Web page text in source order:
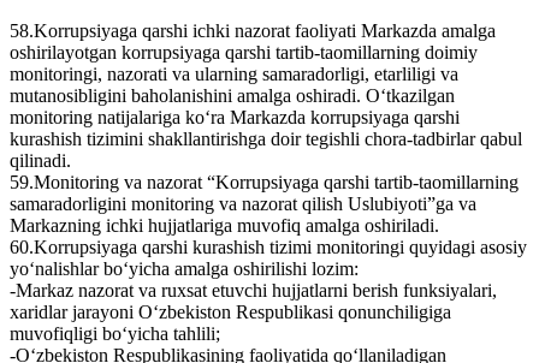
58.Korrupsiyaga qarshi ichki nazorat faoliyati Markazda amalga
oshirilayotgan korrupsiyaga qarshi tartib-taomillarning doimiy
monitoringi, nazorati va ularning samaradorligi, еtarliligi va
mutanosibligini baholanishini amalga oshiradi. O‘tkazilgan
monitoring natijalariga ko‘ra Markazda korrupsiyaga qarshi
kurashish tizimini shakllantirishga doir tegishli chora-tadbirlar qabul
qilinadi.
59.Monitoring va nazorat “Korrupsiyaga qarshi tartib-taomillarning
samaradorligini monitoring va nazorat qilish Uslubiyoti”ga va
Markazning ichki hujjatlariga muvofiq amalga oshiriladi.
60.Korrupsiyaga qarshi kurashish tizimi monitoringi quyidagi asosiy
yo‘nalishlar bo‘yicha amalga oshirilishi lozim:
-Markaz nazorat va ruxsat etuvchi hujjatlarni berish funksiyalari,
xaridlar jarayoni O‘zbekiston Respublikasi qonunchiligiga
muvofiqligi bo‘yicha tahlili;
-O‘zbekiston Respublikasining faoliyatida qo‘llaniladigan